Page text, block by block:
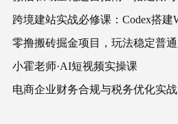
小霍老师·AI短视频实操课
电商企业财务合规与税务优化实战